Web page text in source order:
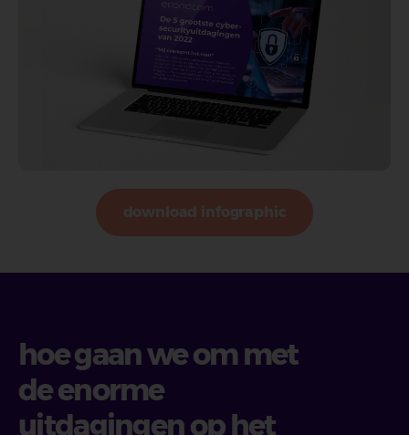
download infographic
hoe gaan we om met
de enorme
uitdagingen op het